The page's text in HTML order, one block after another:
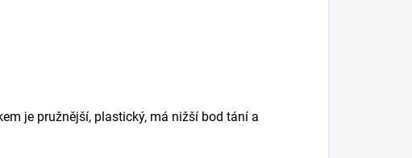
je pružnější, plastický, má nižší bod tání a